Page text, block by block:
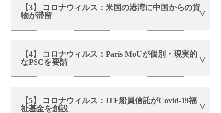
【3】 コロナウィルス：米国の港湾に中国からの貨
物が滞留
【4】 コロナウィルス：Paris MoUが個別・現実的
なPSCを要請
【5】 コロナウィルス：ITF船員信託がCovid-19福
祉基金を創設